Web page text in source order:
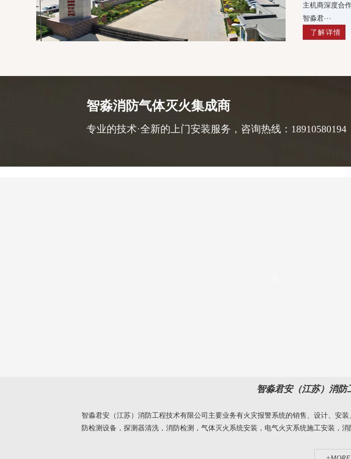
主机商深度合
智淼君···
了解详情
智淼消防气体灭火集成商
专业的技术·全新的上门安装服务，咨询热线：18910580194
智淼君安（江苏）消防
智淼君安（江苏）消防工程技术有限公司主要业务有火灾报警系统的销售、设计、安
防检测设备，探测器清洗，消防检测，气体灭火系统安装，电气火灾系统施工安装，